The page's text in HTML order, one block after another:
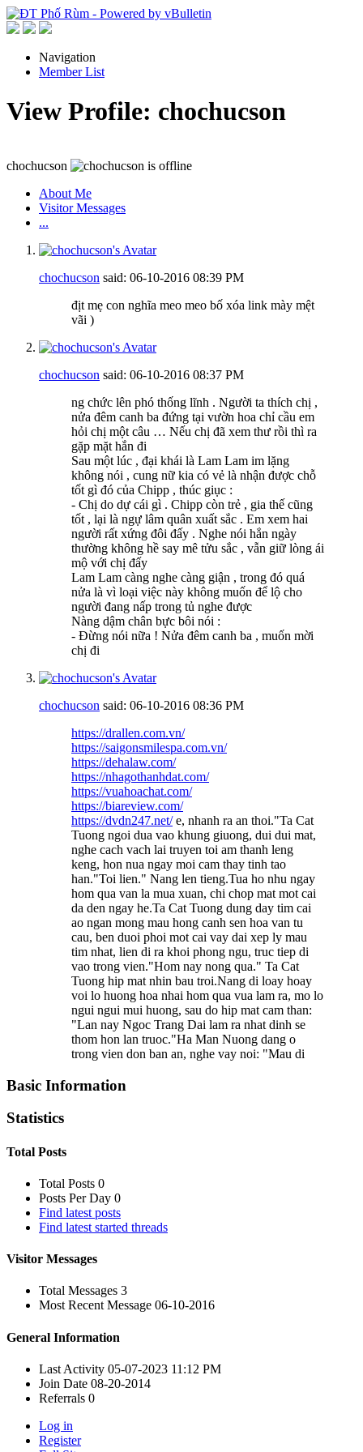
Navigation
Member List
View Profile: chochucson
chochucson
About Me
Visitor Messages
...
chochucson said: 06-10-2016 08:39 PM
địt mẹ con nghĩa meo meo bố xóa link mày mệt
vãi )
chochucson said: 06-10-2016 08:37 PM
ng chức lên phó thống lĩnh . Người ta thích chị ,
nửa đêm canh ba đứng tại vườn hoa chỉ cầu em
hỏi chị một câu … Nếu chị đã xem thư rồi thì ra
gặp mặt hắn đi
Sau một lúc , đại khái là Lam Lam im lặng
không nói , cung nữ kia có vẻ là nhận được chỗ
tốt gì đó của Chipp , thúc giục :
- Chị do dự cái gì . Chipp còn trẻ , gia thế cũng
tốt , lại là ngự lâm quân xuất sắc . Em xem hai
người rất xứng đôi đấy . Nghe nói hắn ngày
thường không hề say mê tửu sắc , vẫn giữ lòng ái
mộ với chị đấy
Lam Lam càng nghe càng giận , trong đó quá
nửa là vì loại việc này không muốn để lộ cho
người đang nấp trong tủ nghe được
Nàng dậm chân bực bôi nói :
- Đừng nói nữa ! Nửa đêm canh ba , muốn mời
chị đi
chochucson said: 06-10-2016 08:36 PM
https://drallen.com.vn/
https://saigonsmilespa.com.vn/
https://dehalaw.com/
https://nhagothanhdat.com/
https://vuahoachat.com/
https://biareview.com/
https://dvdn247.net/e, nhanh ra an thoi."Ta Cat
Tuong ngoi dua vao khung giuong, dui dui mat,
nghe cach vach lai truyen toi am thanh leng
keng, hon nua ngay moi cam thay tinh tao
han."Toi lien." Nang len tieng.Tua ho nhu ngay
hom qua van la mua xuan, chi chop mat mot cai
da den ngay he.Ta Cat Tuong dung day tim cai
ao ngan mong mau hong canh sen hoa van tu
cau, ben duoi phoi mot cai vay dai xep ly mau
tim nhat, lien di ra khoi phong ngu, truc tiep di
vao trong vien."Hom nay nong qua." Ta Cat
Tuong hip mat nhin bau troi.Nang di loay hoay
voi lo huong hoa nhai hom qua vua lam ra, mo lo
ngui ngui mui huong, sau do hip mat cam than:
"Lan nay Ngoc Trang Dai lam ra nhat dinh se
thom hon lan truoc."Ha Man Nuong dang o
trong vien don ban an, nghe vay noi: "Mau di
Basic Information
Statistics
Total Posts
Total Posts 0
Posts Per Day 0
Find latest posts
Find latest started threads
Visitor Messages
Total Messages 3
Most Recent Message 06-10-2016
General Information
Last Activity 05-07-2023 11:12 PM
Join Date 08-20-2014
Referrals 0
Log in
Register